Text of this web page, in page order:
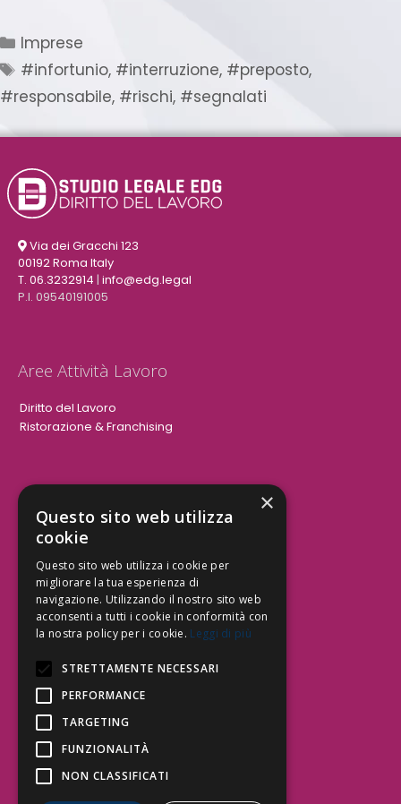
Imprese
#infortunio, #interruzione, #preposto,
#responsabile, #rischi, #segnalati
Via dei Gracchi 123
00192 Roma Italy
T. 06.3232914 | info@edg.legal
P.I. 09540191005
Aree Attività Lavoro
Diritto del Lavoro
Ristorazione & Franchising
Aree Attività Civile
Tutele del Credito
Responsabilità Civile
Contrattualistica
Segui lo Studio EDG sui social.
Invia messaggio
T. 06.3232914
info@edg.legal
×
Questo sito web utilizza
cookie
Questo sito web utilizza i cookie per
migliorare la tua esperienza di
navigazione. Utilizzando il nostro sito web
acconsenti a tutti i cookie in conformità con
la nostra policy per i cookie. Leggi di più
STRETTAMENTE NECESSARI
PERFORMANCE
TARGETING
FUNZIONALITÀ
NON CLASSIFICATI